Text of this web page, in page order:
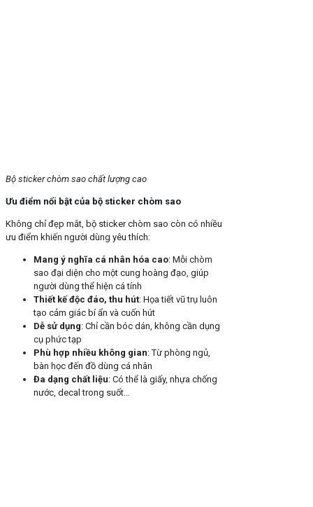
Bộ sticker chòm sao chất lượng cao
Ưu điểm nổi bật của bộ sticker chòm sao
Không chỉ đẹp mắt, bộ sticker chòm sao còn có nhiều
ưu điểm khiến người dùng yêu thích:
Mang ý nghĩa cá nhân hóa cao: Mỗi chòm
sao đại diện cho một cung hoàng đạo, giúp
người dùng thể hiện cá tính
Thiết kế độc đáo, thu hút: Họa tiết vũ trụ luôn
tạo cảm giác bí ẩn và cuốn hút
Dễ sử dụng: Chỉ cần bóc dán, không cần dụng
cụ phức tạp
Phù hợp nhiều không gian: Từ phòng ngủ,
bàn học đến đồ dùng cá nhân
Đa dạng chất liệu: Có thể là giấy, nhựa chống
nước, decal trong suốt…